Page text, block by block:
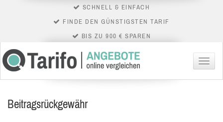
SCHNELL & EINFACH
FINDE DEN GÜNSTIGSTEN TARIF
BIS ZU 900 € SPAREN
Menü
Beitragsrückgewähr